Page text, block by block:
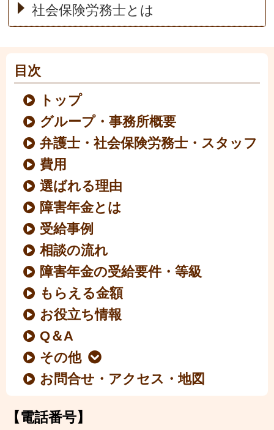
社会保険労務士とは
目次
トップ
グループ・事務所概要
弁護士・社会保険労務士・スタッフ
費用
選ばれる理由
障害年金とは
受給事例
相談の流れ
障害年金の受給要件・等級
もらえる金額
お役立ち情報
Q＆A
その他
お問合せ・アクセス・地図
【電話番号】